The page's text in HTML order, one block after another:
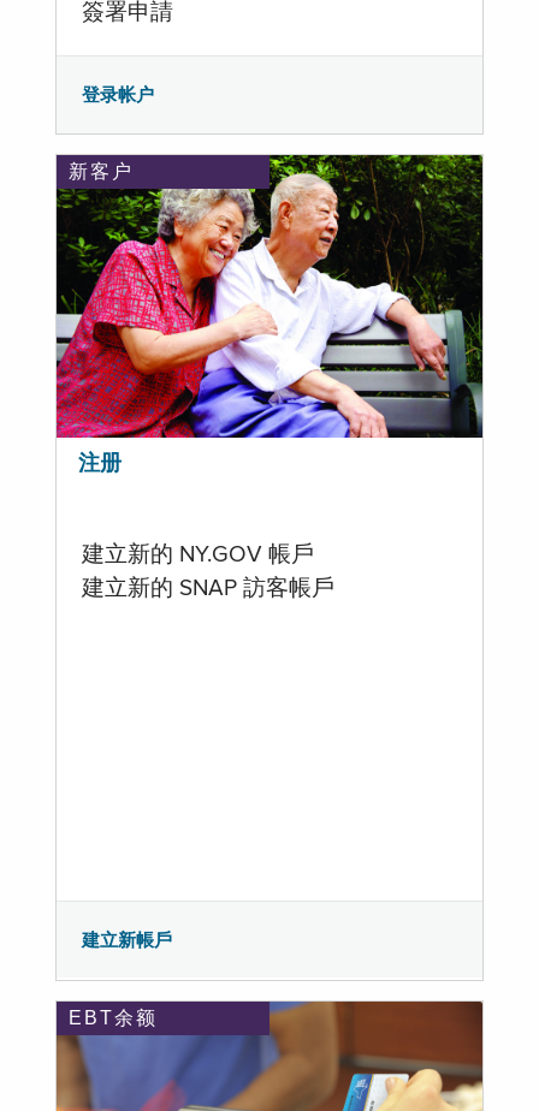
簽署申請
登录帐户
新客户
注册
建立新的 NY.GOV 帳戶
建立新的 SNAP 訪客帳戶
建立新帳戶
EBT余额